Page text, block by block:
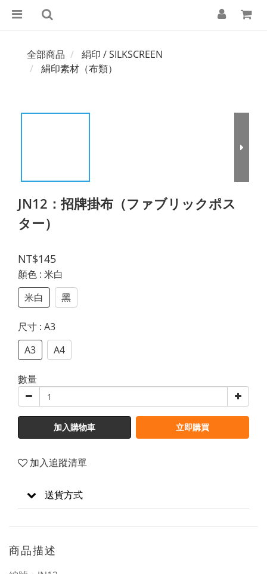
全部商品
絹印 / SILKSCREEN
絹印素材（布類）
JN12：招牌掛布（ファブリックポス
ター）
NT$145
顏色 : 米白
米白
黑
尺寸 : A3
A3
A4
數量
加入購物車 立即購買
加入追蹤清單
送貨方式
商品描述